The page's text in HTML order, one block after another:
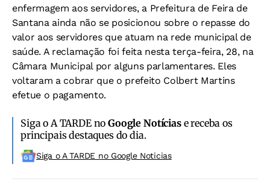
enfermagem aos servidores, a Prefeitura de Feira de
Santana ainda não se posicionou sobre o repasse do
valor aos servidores que atuam na rede municipal de
saúde. A reclamação foi feita nesta terça-feira, 28, na
Câmara Municipal por alguns parlamentares. Eles
voltaram a cobrar que o prefeito Colbert Martins
efetue o pagamento.
Siga o A TARDE noGoogle Notíciase receba os
principais destaques do dia.
Siga o A TARDE no Google Noticias